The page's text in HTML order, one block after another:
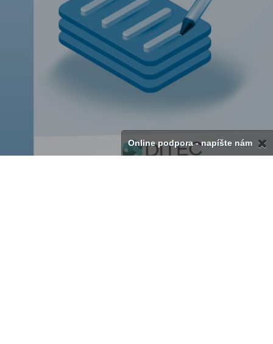
Online podpora - napíšte nám